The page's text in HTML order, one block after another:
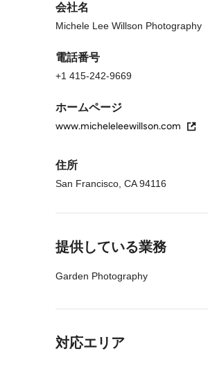
会社名
Michele Lee Willson Photography
電話番号
+1 415-242-9669
ホームページ
www.micheleleewillson.com
住所
San Francisco, CA 94116
提供している業務
Garden Photography
対応エリア